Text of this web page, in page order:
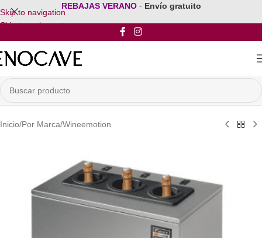
Skip to navigation
Skip to main content
REBAJAS VERANO - Envío gratuito
Inicio/Por Marca/Wineemotion